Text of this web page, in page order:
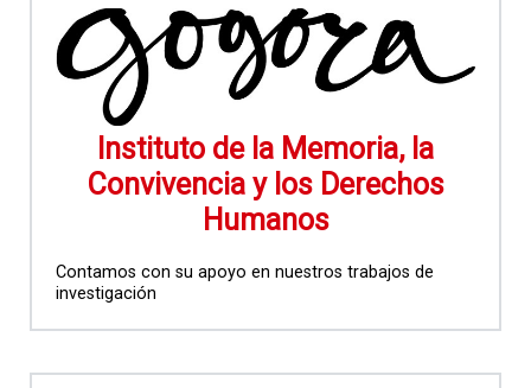
Instituto de la Memoria, la
Convivencia y los Derechos
Humanos
Contamos con su apoyo en nuestros trabajos de
investigación